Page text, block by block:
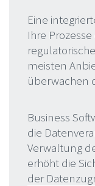
Eine
Ihre
meisten
überwachen
Business
die
Verwaltung
erhöht die
der